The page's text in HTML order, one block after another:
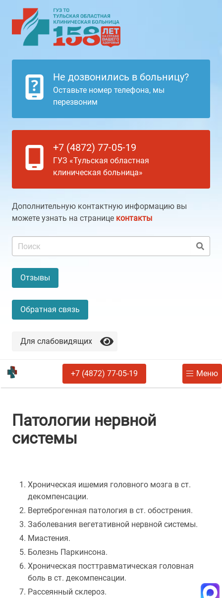
Не дозвонились в больницу?
Оставьте номер телефона, мы
перезвоним
+7 (4872) 77-05-19
ГУЗ «Тульская областная
клиническая больница»
Дополнительную контактную информацию вы
можете узнать на странице контакты
Отзывы
Обратная связь
Для слабовидящих
+7 (4872) 77-05-19 Меню
Патологии нервной
системы
Хроническая ишемия головного мозга в ст.
декомпенсации.
Вертеброгенная патология в ст. обострения.
Заболевания вегетативной нервной системы.
Миастения.
Болезнь Паркинсона.
Хроническая посттравматическая головная
боль в ст. декомпенсации.
Рассеянный склероз.